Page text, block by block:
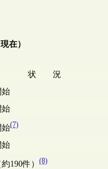
在）
状 況
始
始
始(7)
始
190件）(8)